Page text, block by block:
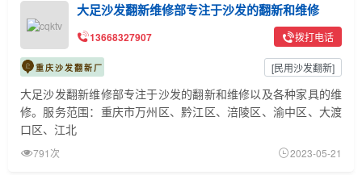
大足沙发翻新维修部专注于沙发的翻新和维修
13668327907 拨打电话
重庆沙发翻新厂 [民用沙发翻新]
大足沙发翻新维修部专注于沙发的翻新和维修以及各种家具的维
修。服务范围：重庆市万州区、黔江区、涪陵区、渝中区、大渡
口区、江北
791次 2023-05-21